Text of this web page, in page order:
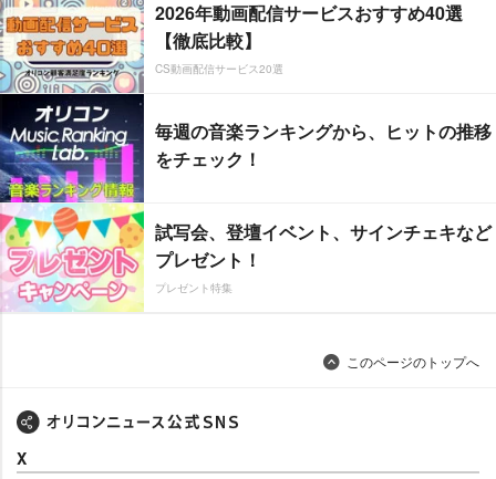
2026年動画配信サービスおすすめ40選
【徹底比較】
CS動画配信サービス20選
毎週の音楽ランキングから、ヒットの推移
をチェック！
試写会、登壇イベント、サインチェキなど
プレゼント！
プレゼント特集
このページのトップへ
X